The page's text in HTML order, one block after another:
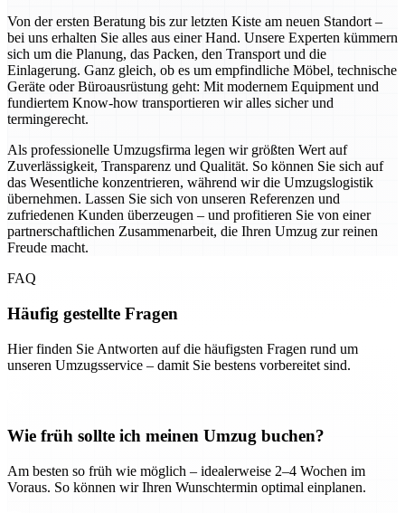
Von der ersten Beratung bis zur letzten Kiste am neuen Standort –
bei uns erhalten Sie alles aus einer Hand. Unsere Experten kümmern
sich um die Planung, das Packen, den Transport und die
Einlagerung. Ganz gleich, ob es um empfindliche Möbel, technische
Geräte oder Büroausrüstung geht: Mit modernem Equipment und
fundiertem Know-how transportieren wir alles sicher und
termingerecht.
Als professionelle Umzugsfirma legen wir größten Wert auf
Zuverlässigkeit, Transparenz und Qualität. So können Sie sich auf
das Wesentliche konzentrieren, während wir die Umzugslogistik
übernehmen. Lassen Sie sich von unseren Referenzen und
zufriedenen Kunden überzeugen – und profitieren Sie von einer
partnerschaftlichen Zusammenarbeit, die Ihren Umzug zur reinen
Freude macht.
FAQ
Häufig gestellte Fragen
Hier finden Sie Antworten auf die häufigsten Fragen rund um
unseren Umzugsservice – damit Sie bestens vorbereitet sind.
Wie früh sollte ich meinen Umzug buchen?
Am besten so früh wie möglich – idealerweise 2–4 Wochen im
Voraus. So können wir Ihren Wunschtermin optimal einplanen.